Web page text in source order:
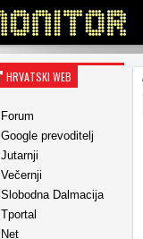
HRVATSKI WEB
Forum
Google prevoditelj
Jutarnji
Večernji
Slobodna Dalmacija
Tportal
Net